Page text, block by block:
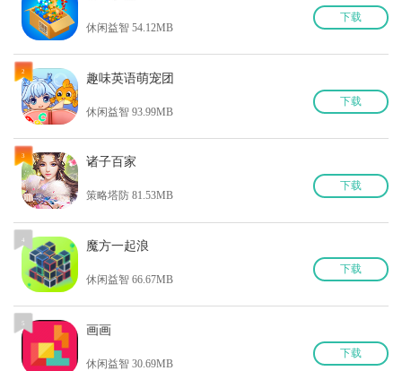
休闲益智 54.12MB
下载
2 趣味英语萌宠团
休闲益智 93.99MB
下载
3 诸子百家
策略塔防 81.53MB
下载
4 魔方一起浪
休闲益智 66.67MB
下载
5 画画
休闲益智 30.69MB
下载